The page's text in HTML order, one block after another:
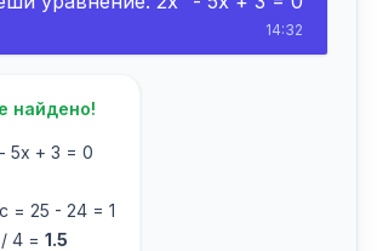
14:32
найдено!
5x + 3 = 0
= 25 - 24 = 1
4 = 1.5